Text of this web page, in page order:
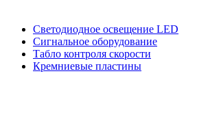
Светодиодное освещение LED
Сигнальное оборудование
Табло контроля скорости
Кремниевые пластины